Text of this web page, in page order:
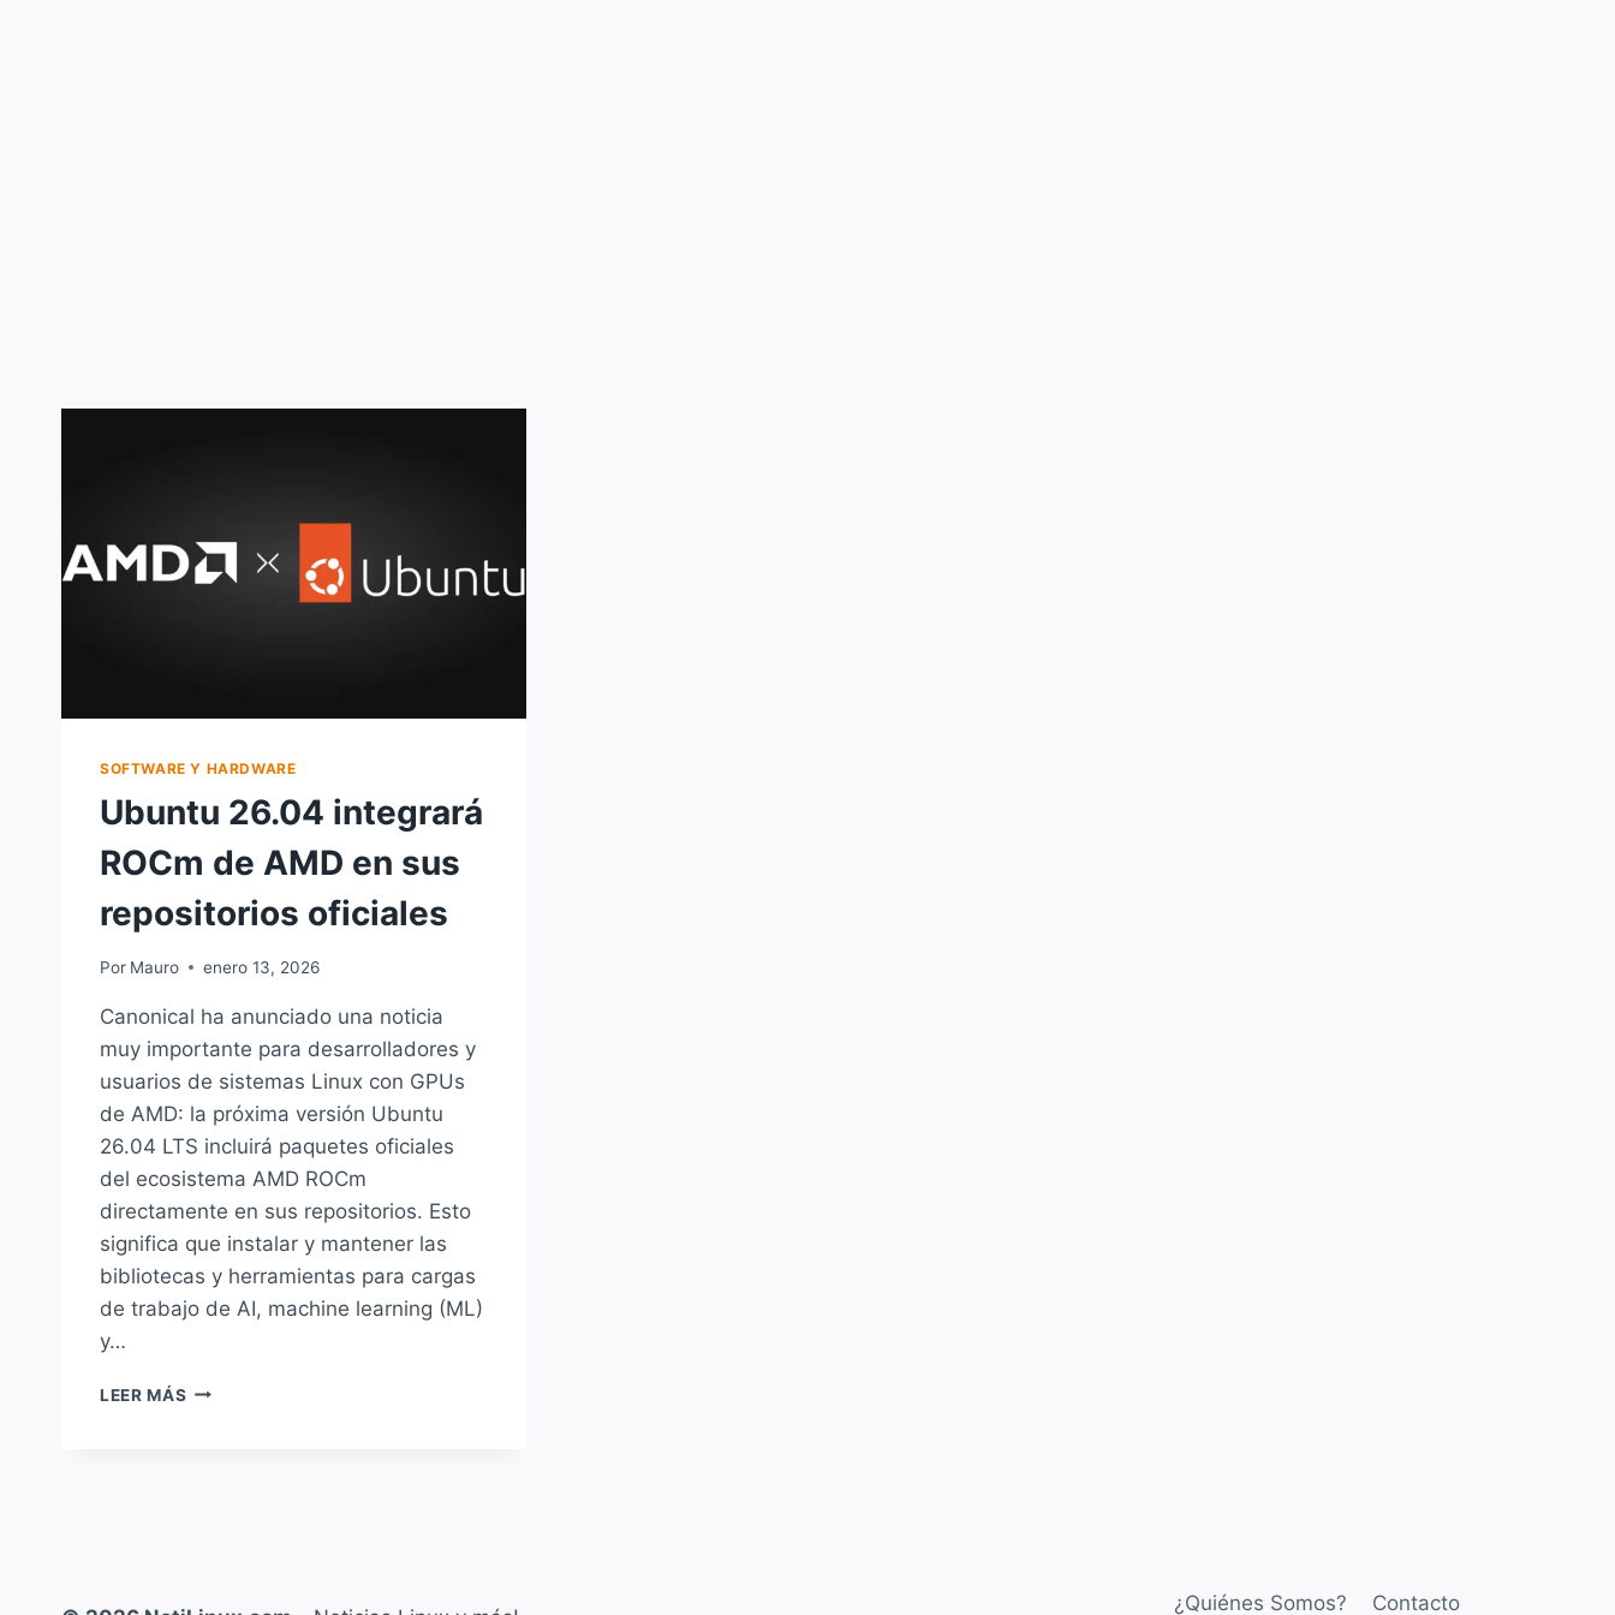
SOFTWARE Y HARDWARE
Ubuntu 26.04 integrará
ROCm de AMD en sus
repositorios oficiales
Por Mauro enero 13, 2026
Canonical ha anunciado una noticia
muy importante para desarrolladores y
usuarios de sistemas Linux con GPUs
de AMD: la próxima versión Ubuntu
26.04 LTS incluirá paquetes oficiales
del ecosistema AMD ROCm
directamente en sus repositorios. Esto
significa que instalar y mantener las
bibliotecas y herramientas para cargas
de trabajo de AI, machine learning (ML)
y…
LEER MÁS UBUNTU
¿Quiénes Somos? Contacto